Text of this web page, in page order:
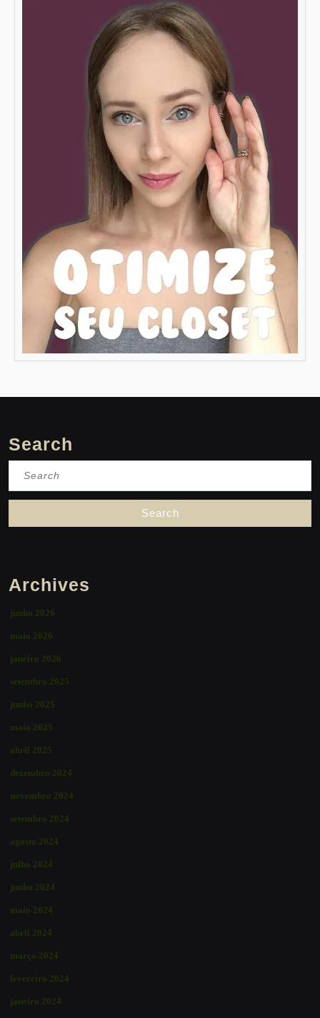
Search
Archives
junho 2026
maio 2026
janeiro 2026
setembro 2025
junho 2025
maio 2025
abril 2025
dezembro 2024
novembro 2024
setembro 2024
agosto 2024
julho 2024
junho 2024
maio 2024
abril 2024
março 2024
fevereiro 2024
janeiro 2024